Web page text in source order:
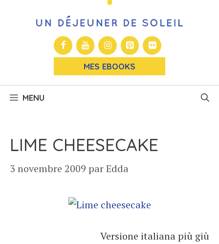
MES EBOOKS
MENU
LIME CHEESECAKE
3 novembre 2009 parEdda
Versione italiana più giù